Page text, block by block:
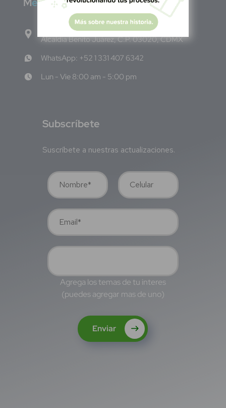
México
Calle Pitágoras 234, Col. Narvarte Poniente,
Alcaldía Benito Juárez, C.P. 03020, CDMX
WhatsApp: +52 1 331 407 6342
Lun - Vie 8:00 am - 5:00 pm
Subscríbete
Suscríbete a nuestras actualizaciones.
Agrega los temas de tu interes
(puedes agregar mas de uno)
Enviar